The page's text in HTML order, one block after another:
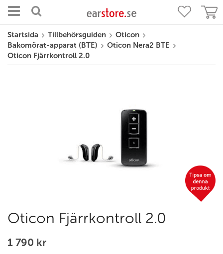
Startsida Tillbehörsguiden
Oticon
Bakomörat-apparat (BTE)
Oticon Nera2 BTE
Oticon Fjärrkontroll 2.0
Oticon Fjärrkontroll 2.0
1 790 kr